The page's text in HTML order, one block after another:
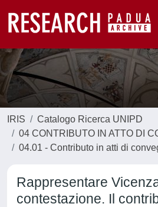
IRIS
Catalogo Ricerca UNIPD
04 CONTRIBUTO IN ATTO DI
04.01 - Contributo in atti di
Rappresentare
contestazione. Il